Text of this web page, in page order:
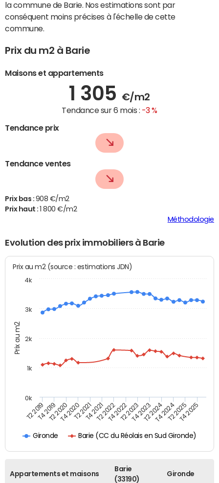
la commune de Barie. Nos estimations sont par
conséquent moins précises à l'échelle de cette
commune.
Prix du m2 à Barie
Maisons et appartements
1 305 €/m2
Tendance sur 6 mois : -3 %
Tendance prix
Tendance ventes
Prix bas : 908 €/m2
Prix haut :
1 800 €/m2
Méthodologie
Evolution des prix immobiliers à Barie
Prix au m2
Prix au m2 (source : estimations JDN)
Gironde Barie (CC du Réolais en Sud Gironde)
T2 2019T4 2019T2 2020T4 2020T2 2021T4 2021T2 2022T4 2022T2 2023T4 2023T2 2024T4 2024T2 2025T4 2025
1k
2k
3k
4k
0k
Appartements et maisons
Barie
(33190)
Gironde